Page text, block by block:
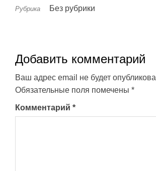
Рубрика Без рубрики
Добавить комментарий
Ваш адрес email не будет
Обязательные поля помечены *
Комментарий *